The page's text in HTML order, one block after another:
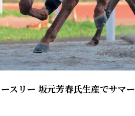
スリー 坂元芳春氏生産でサマ